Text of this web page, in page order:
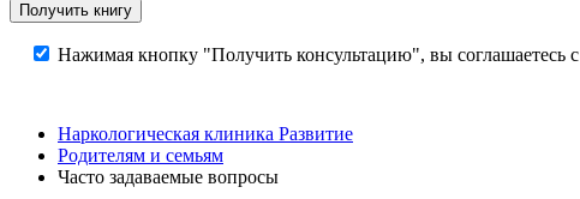
Нажимая кнопку "Получить консультацию", вы соглашаетесь с
Наркологическая клиника Развитие
Родителям и семьям
Часто задаваемые вопросы